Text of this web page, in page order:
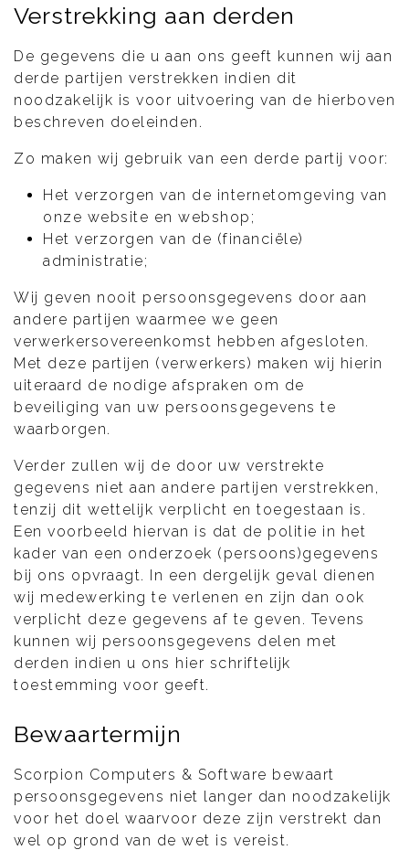
Verstrekking aan derden
De gegevens die u aan ons geeft kunnen wij aan
derde partijen verstrekken indien dit
noodzakelijk is voor uitvoering van de hierboven
beschreven doeleinden.
Zo maken wij gebruik van een derde partij voor:
Het verzorgen van de internetomgeving van
onze website en webshop;
Het verzorgen van de (financiële)
administratie;
Wij geven nooit persoonsgegevens door aan
andere partijen waarmee we geen
verwerkersovereenkomst hebben afgesloten.
Met deze partijen (verwerkers) maken wij hierin
uiteraard de nodige afspraken om de
beveiliging van uw persoonsgegevens te
waarborgen.
Verder zullen wij de door uw verstrekte
gegevens niet aan andere partijen verstrekken,
tenzij dit wettelijk verplicht en toegestaan is.
Een voorbeeld hiervan is dat de politie in het
kader van een onderzoek (persoons)gegevens
bij ons opvraagt. In een dergelijk geval dienen
wij medewerking te verlenen en zijn dan ook
verplicht deze gegevens af te geven. Tevens
kunnen wij persoonsgegevens delen met
derden indien u ons hier schriftelijk
toestemming voor geeft.
Bewaartermijn
Scorpion Computers & Software bewaart
persoonsgegevens niet langer dan noodzakelijk
voor het doel waarvoor deze zijn verstrekt dan
wel op grond van de wet is vereist.